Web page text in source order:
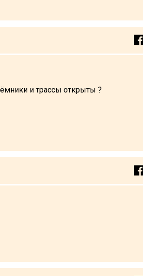
и трассы открыты ?